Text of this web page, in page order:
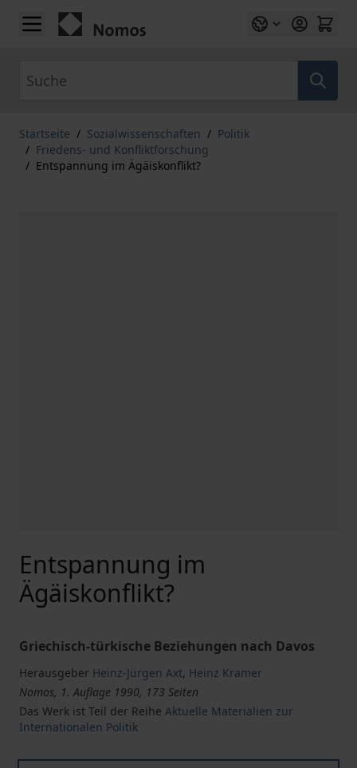
Zum Inhalt springen
Startseite / Sozialwissenschaften / Politik
/ Friedens- und Konfliktforschung
/ Entspannung im Ägäiskonflikt?
Entspannung im
Ägäiskonflikt?
Griechisch-türkische Beziehungen nach Davos
Herausgeber Heinz-Jürgen Axt, Heinz Kramer
Nomos, 1. Auflage 1990, 173 Seiten
Das Werk ist Teil der Reihe Aktuelle Materialien zur
Internationalen Politik